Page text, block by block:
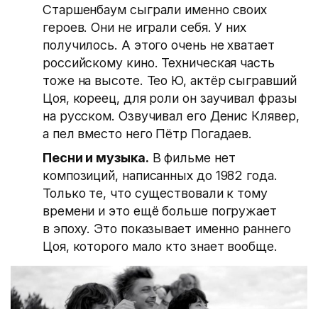
Старшенбаум сыграли именно своих
героев. Они не играли себя. У них
получилось. А этого очень не хватает
российскому кино. Техническая часть
тоже на высоте. Тео Ю, актёр сыгравший
Цоя, кореец, для роли он заучивал фразы
на русском. Озвучивал его Денис Клявер,
а пел вместо него Пётр Погадаев.
Песни и музыка. В фильме нет
композиций, написанных до 1982 года.
Только те, что существовали к тому
времени и это ещё больше погружает
в эпоху. Это показывает именно раннего
Цоя, которого мало кто знает вообще.